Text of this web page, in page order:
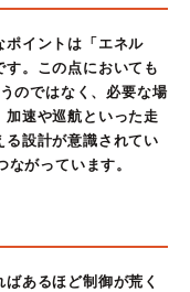
ポイントは「エネル
。この点においても
のではなく、必要な場
速や巡航といった走
設計が意識されてい
がっています。
あるほど制御が荒く